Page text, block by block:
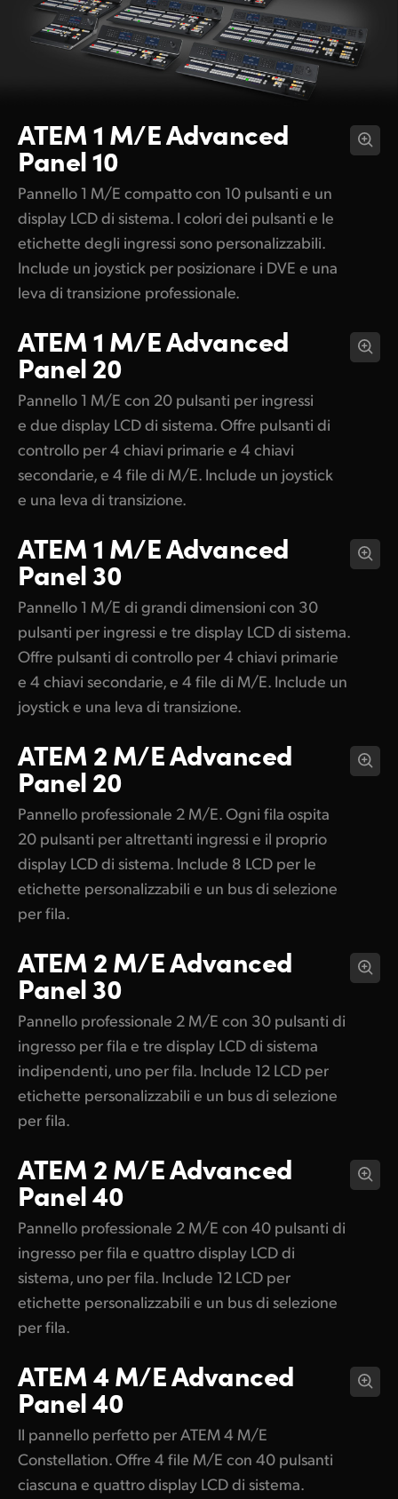
ATEM 1 M/EAdvanced
Panel 10
Pannello 1 M/E compatto con 10 pulsanti e un
display LCD di sistema. I colori dei pulsanti e le
etichette degli ingressi sono personalizzabili.
Include un joystick per posizionare i DVE e una
leva di transizione professionale.
ATEM 1 M/EAdvanced
Panel 20
Pannello 1 M/E con 20 pulsanti per ingressi
e due display LCD di sistema. Offre pulsanti di
controllo per 4 chiavi primarie e 4 chiavi
secondarie, e 4 file di M/E. Include un joystick
e una leva di transizione.
ATEM 1 M/EAdvanced
Panel 30
Pannello 1 M/E di grandi dimensioni con 30
pulsanti per ingressi e tre display LCD di sistema.
Offre pulsanti di controllo per 4 chiavi primarie
e 4 chiavi secondarie, e 4 file di M/E. Include un
joystick e una leva di transizione.
ATEM 2 M/EAdvanced
Panel 20
Pannello professionale 2 M/E. Ogni fila ospita
20 pulsanti per altrettanti ingressi e il proprio
display LCD di sistema. Include 8 LCD per le
etichette personalizzabili e un bus di selezione
per fila.
ATEM 2 M/EAdvanced
Panel 30
Pannello professionale 2 M/E con 30 pulsanti di
ingresso per fila e tre display LCD di sistema
indipendenti, uno per fila. Include 12 LCD per
etichette personalizzabili e un bus di selezione
per fila.
ATEM 2 M/EAdvanced
Panel 40
Pannello professionale 2 M/E con 40 pulsanti di
ingresso per fila e quattro display LCD di
sistema, uno per fila. Include 12 LCD per
etichette personalizzabili e un bus di selezione
per fila.
ATEM 4 M/EAdvanced
Panel 40
Il pannello perfetto per ATEM 4 M/E
Constellation. Offre 4 file M/E con 40 pulsanti
ciascuna e quattro display LCD di sistema.